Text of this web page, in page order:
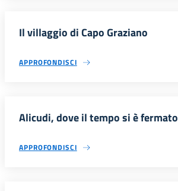
Il villaggio di Capo Graziano
APPROFONDISCI
Alicudi, dove il tempo si è fermato
APPROFONDISCI